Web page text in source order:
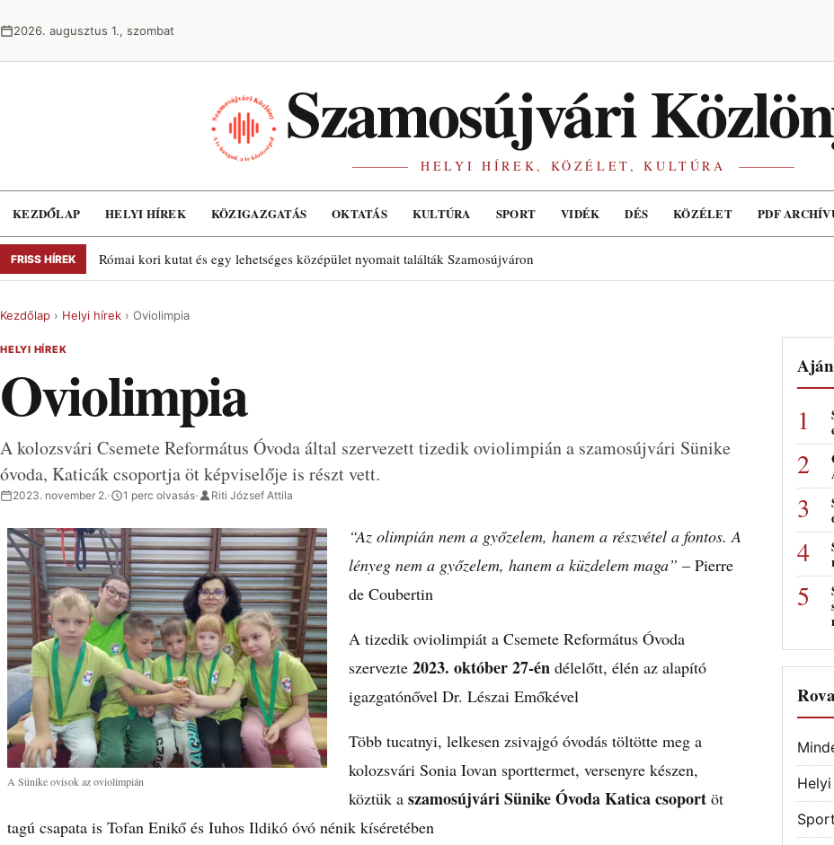
2026. augusztus 1., szombat
Szamosújvári
HELYI HÍREK, KÖZÉLET, KULTÚRA
KEZDŐLAP HELYI HÍREK KÖZIGAZGATÁS OKTATÁS KULTÚRA SPORT VIDÉK DÉS KÖZÉLET PDF
FRISS HÍREK Római kori kutat és egy lehetséges középület nyomait találták Szamosújváron
Kezdőlap › Helyi hírek › Oviolimpia
HELYI HÍREK
Oviolimpia
A kolozsvári Csemete Református Óvoda által szervezett tizedik oviolimpián a szamosújvári Sünike
óvoda, Katicák csoportja öt képviselője is részt vett.
2023. november 2.· 1 perc olvasás· Riti József Attila
A Sünike ovisok az oviolimpián
“Az olimpián nem a győzelem, hanem a részvétel a fontos. A
lényeg nem a győzelem, hanem a küzdelem maga” – Pierre
de Coubertin
A tizedik oviolimpiát a Csemete Református Óvoda
szervezte 2023. október 27-én délelőtt, élén az alapító
igazgatónővel Dr. Lészai Emőkével
Több tucatnyi, lelkesen zsivajgó óvodás töltötte meg a
kolozsvári Sonia Iovan sporttermet, versenyre készen,
köztük a szamosújvári Sünike Óvoda Katica csoport öt
tagú csapata is Tofan Enikő és Iuhos Ildikó óvó nénik kíséretében
Sport